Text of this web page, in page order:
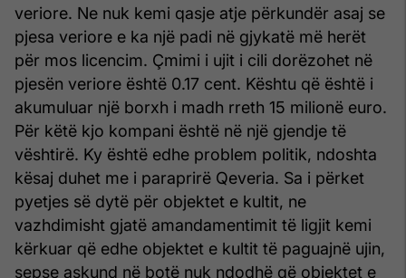
veriore. Ne nuk kemi qasje atje përkundër asaj se
pjesa veriore e ka një padi në gjykatë më herët
për mos licencim. Çmimi i ujit i cili dorëzohet në
pjesën veriore është 0.17 cent. Kështu që është i
akumuluar një borxh i madh rreth 15 milionë euro.
Për këtë kjo kompani është në një gjendje të
vështirë. Ky është edhe problem politik, ndoshta
kësaj duhet me i paraprirë Qeveria. Sa i përket
pyetjes së dytë për objektet e kultit, ne
vazhdimisht gjatë amandamentimit të ligjit kemi
kërkuar që edhe objektet e kultit të paguajnë ujin,
sepse askund në botë nuk ndodhë që objektet e